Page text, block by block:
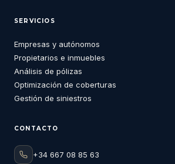
SERVICIOS
Empresas y autónomos
Propietarios e inmuebles
Análisis de pólizas
Optimización de coberturas
Gestión de siniestros
CONTACTO
+34 667 08 85 63